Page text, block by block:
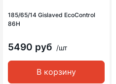
185/65/14 Gislaved EcoControl
86H
5490 руб /шт
В корзину